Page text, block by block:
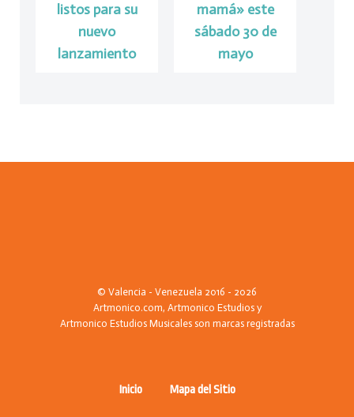
listos para su
nuevo
lanzamiento
mamá» este
sábado 30 de
mayo
© Valencia - Venezuela 2016 - 2026
Artmonico.com, Artmonico Estudios y
Artmonico Estudios Musicales son marcas registradas
Inicio Mapa del Sitio